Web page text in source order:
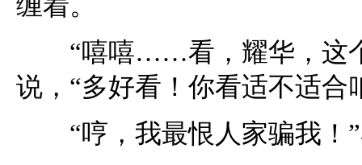
“嘻嘻……看，耀华，这个
说，“多好看！你看适不适合
“哼，我最恨人家骗我！”